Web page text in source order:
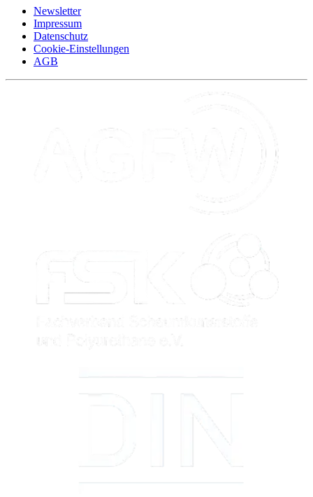
Newsletter
Impressum
Datenschutz
Cookie-Einstellungen
AGB